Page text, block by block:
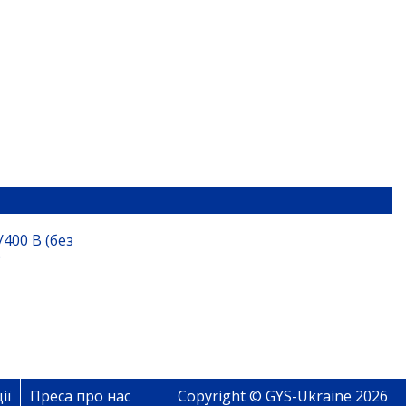
В (без
Преса про нас Copyright © GYS-Ukraine 2026